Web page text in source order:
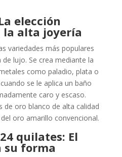
elección
alta joyería
variedades más populares
lujo. Se crea mediante la
como paladio, plata o
se le aplica un baño
caro y escaso.
de oro blanco de alta calidad
oro amarillo convencional.
quilates: El
su forma